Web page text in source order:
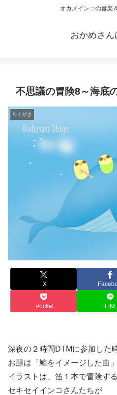
オカメインコの音楽
おかめさ
不思議の冒険8～海底
らくがき
X
Pocket
深夜の２時間DTMに参加した
お題は「鯨をイメージした曲
イラストは、笛１本で冒険す
セキセイインコさんたちが